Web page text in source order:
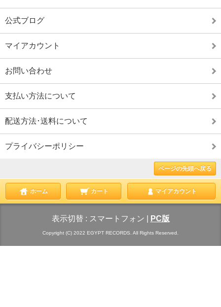
公式ブログ
マイアカウント
お問い合わせ
支払い方法について
配送方法･送料について
プライバシーポリシー
ページの先頭へ戻る
ホーム カート マイアカウント
表示切替 : スマートフォン PC版
Copyright (C) 2022 EGYPT RECORDS. All Rights Reserved.